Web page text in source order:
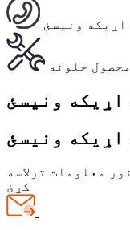
اړیکه ونیسئ
حلونه
اړیکه ونیسئ
اړیکه ونیسئ
معلومات ترلاسه
کړئ